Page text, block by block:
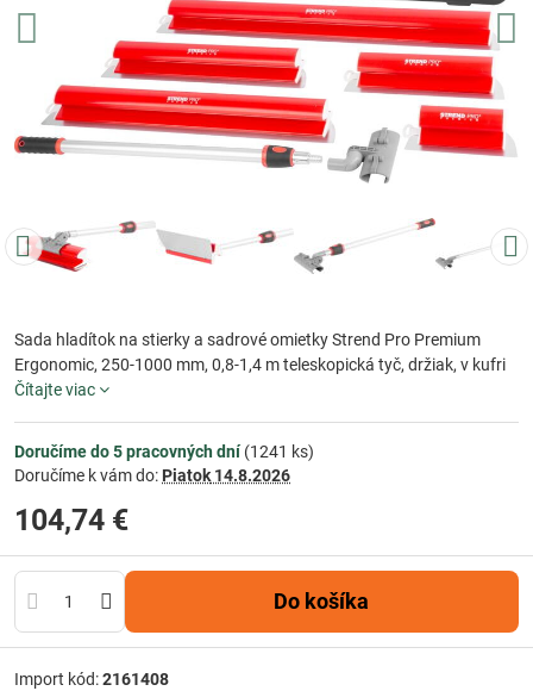
Sada hladítok na stierky a sadrové omietky Strend Pro Premium
Ergonomic, 250-1000 mm, 0,8-1,4 m teleskopická tyč, držiak, v kufri
Čítajte viac
Doručíme do 5 pracovných dní(1241 ks)
Doručíme k vám do: Piatok 14.8.2026
104,74 €
Do košíka
Import kód:2161408